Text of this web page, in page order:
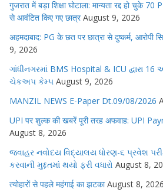
गुजरात में बड़ा शिक्षा घोटाला: मान्यता रद्द हो चुके
से आवंटित किए गए छात्र August 9, 2026
अहमदाबाद: PG के छत पर छात्रा से दुष्कर्म, आरोपी
9, 2026
ગાંધીનગરમાં BMS Hospital & ICU દ્વારા
ચેકઅપ કેમ્પ August 9, 2026
MANZIL NEWS E-Paper Dt.09/08/2026
UPI पर शुल्क की खबरें पूरी तरह अफवाह: UPI
August 8, 2026
જવાહર નવોદય વિદ્યાલય ધોરણ-૬ પ્રવેશ
કરવાની મુદ્દતમાં થયો ફરી વધારો August 8,
त्योहारों से पहले महंगाई का झटका August 8, 2026